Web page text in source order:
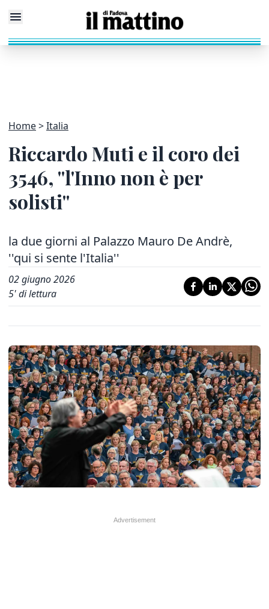
Home Italia
Riccardo Muti e il coro dei
3546, ''l'Inno non è per
solisti''
la due giorni al Palazzo Mauro De Andrè,
''qui si sente l'Italia''
02 giugno 2026
5' di lettura